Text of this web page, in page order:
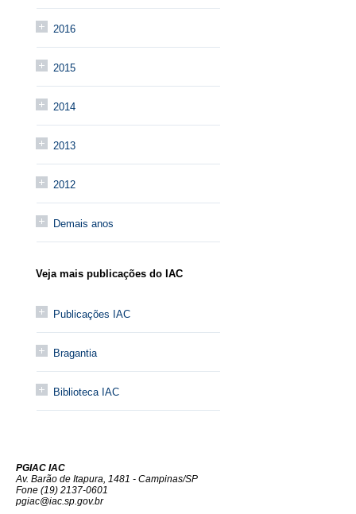
2016
2015
2014
2013
2012
Demais anos
Veja mais publicações do IAC
Publicações IAC
Bragantia
Biblioteca IAC
PGIAC IAC
Av. Barão de Itapura, 1481 - Campinas/SP
Fone (19) 2137-0601
pgiac@iac.sp.gov.br